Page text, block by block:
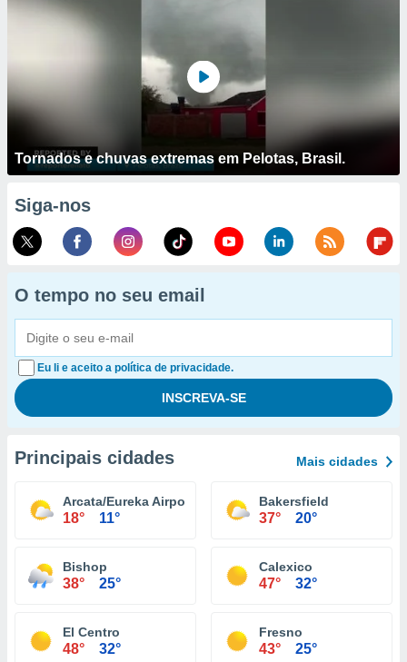
Tornados e chuvas extremas em Pelotas, Brasil.
Siga-nos
O tempo no seu email
Eu li e aceito a política de privacidade.
Principais cidades Mais cidades
Arcata/Eureka Airport
18° 11°
Bakersfield
37° 20°
Bishop
38° 25°
Calexico
47° 32°
El Centro
48° 32°
Fresno
43° 25°